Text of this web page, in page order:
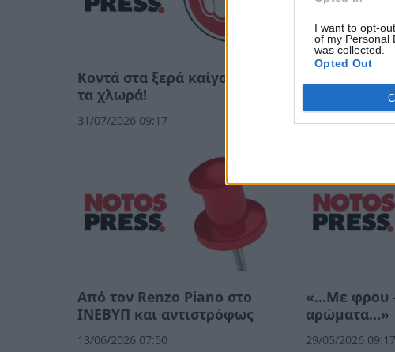
I want to opt-
of my Personal
was collected.
Opted Out
Κοντά στα ξερά καίγονται και
τα χλωρά!
31/07/2026 09:17
02/07/2026 08:55
Από τον Renzo Piano στο
ΙΝΕΒΥΠ και αντιστρόφως
13/06/2026 07:50
«…Με φρου
αρώματα…»
29/05/2026 09:17